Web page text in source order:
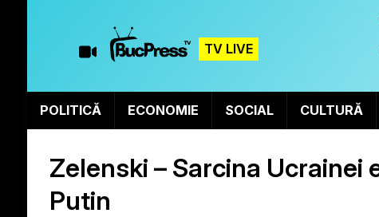
TV LIVE
POLITICĂ ECONOMIE SOCIAL CULTURĂ
Zelenski – Sarcina Ucrainei
Putin